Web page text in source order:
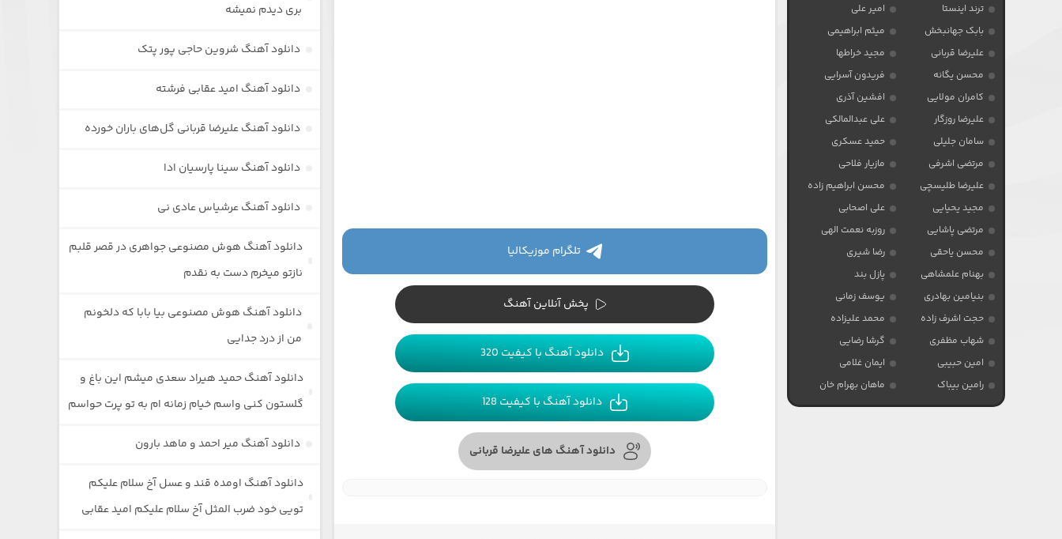
تلگرام موزیکالیا
پخش آنلاین آهنگ
دانلود آهنگ با کیفیت 320
دانلود آهنگ با کیفیت 128
دانلود آهنگ های علیرضا قربانی
ترند اینستا
امیر علی
بابک جهانبخش
میثم ابراهیمی
علیرضا قربانی
مجید خراطها
محسن یگانه
فریدون آسرایی
کامران مولایی
افشین آذری
علیرضا روزگار
علی عبدالمالکی
سامان جلیلی
حمید عسکری
مرتضی اشرفی
مازیار فلاحی
علیرضا طلیسچی
محسن ابراهیم زاده
مجید یحیایی
علی اصحابی
مرتضی پاشایی
روزبه نعمت الهی
محسن یاحقی
رضا شیری
بهنام علمشاهی
پازل بند
بنیامین بهادری
یوسف زمانی
حجت اشرف زاده
محمد علیزاده
شهاب مظفری
گرشا رضایی
امین حبیبی
ایمان غلامی
رامین بیباک
ماهان بهرام خان
بری دیدم نمیشه
دانلود آهنگ شروین حاجی پور پتک
دانلود آهنگ امید عقابی فرشته
دانلود آهنگ علیرضا قربانی گل‌های باران خورده
دانلود آهنگ سینا پارسیان ادا
دانلود آهنگ عرشیاس عادی نی
دانلود آهنگ هوش مصنوعی جواهری در قصر قلبم
نازتو میخرم دست به نقدم
دانلود آهنگ هوش مصنوعی بیا بابا که دلخونم
من از درد جدایی
دانلود آهنگ حمید هیراد سعدی میشم این باغ و
گلستون کنی واسم خیام زمانه ام به تو پرت حواسم
دانلود آهنگ میر احمد و ماهد بارون
دانلود آهنگ اومده قند و عسل آخ سلام علیکم
تویی خود ضرب المثل آخ سلام علیکم امید عقابی